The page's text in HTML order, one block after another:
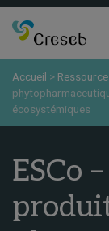
Accueil >
écosystémiques
ESCo